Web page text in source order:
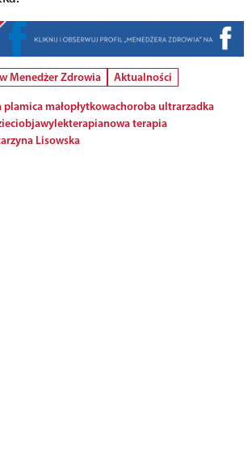
Menedżer Zdrowia
Aktualności
plamica małopłytkowachoroba ultrarzadka
objawylekterapianowa terapia
Lisowska